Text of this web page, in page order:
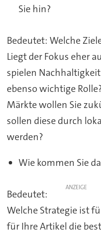
Sie hin?
Bedeutet: Welche
Liegt der Fokus eher
spielen
ebenso wichtige
Märkte wollen Sie
sollen diese durch
werden?
Wie kommen Sie
ANZEIGE
Bedeutet:
Welche Strategie ist
für Ihre Artikel die